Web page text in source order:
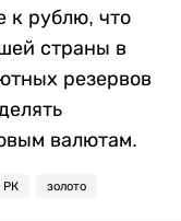
к рублю, что
страны в
резервов
валютам.
РК золото